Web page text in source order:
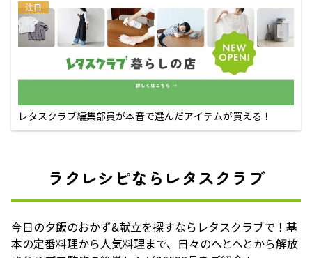
注目
レタスクラブ編集部員が本音で選んだアイテムが買える！
ラクレシピならレタスクラブ
今日の夕飯のおかず&献立を探すならレタスクラブで！基
本の定番料理から人気料理まで、日々のへとへとから解放